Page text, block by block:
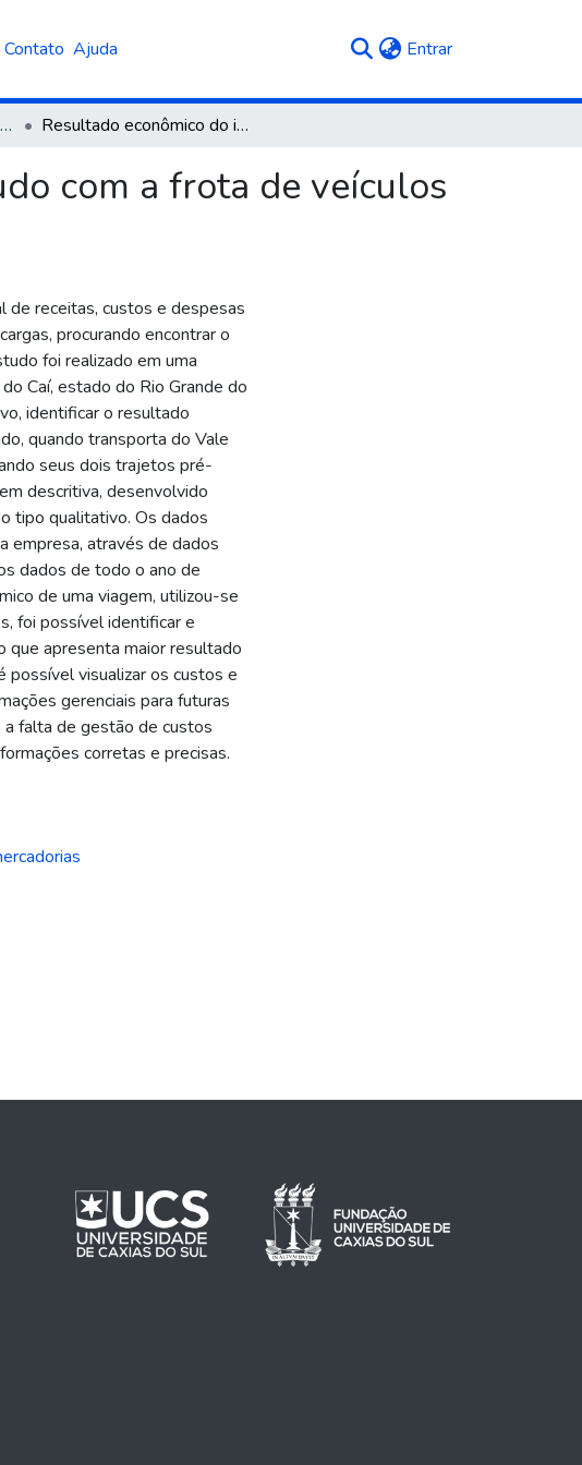
Contato Ajuda Entrar(current)
Ciências Contábeis - Bacharelado Resultado econômico do imobilizado: um estudo com a frota de veículos da transportadora familiar Alfa
com a frota de veículos
de receitas, custos e despesas
procurando encontrar o
foi realizado em uma
Caí, estado do Rio Grande do
identificar o resultado
quando transporta do Vale
seus dois trajetos pré-
descritiva, desenvolvido
tipo qualitativo. Os dados
empresa, através de dados
dados de todo o ano de
de uma viagem, utilizou-se
foi possível identificar e
que apresenta maior resultado
possível visualizar os custos e
gerenciais para futuras
falta de gestão de custos
corretas e precisas.